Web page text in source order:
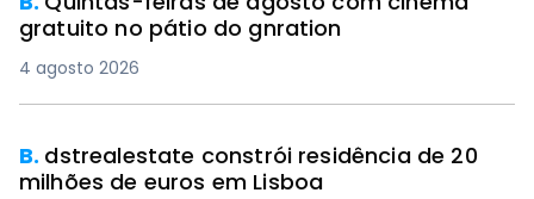
gratuito no pátio do gnration
4 agosto 2026
B. dstrealestate constrói residência de 20
milhões de euros em Lisboa